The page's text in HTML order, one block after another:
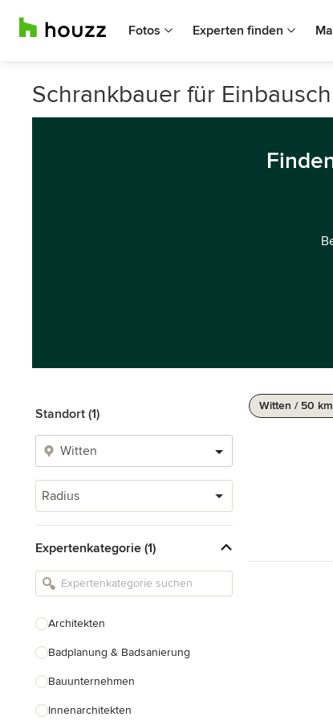
Fotos Experten finden
Schrankbauer für
Standort (1)
Radius
Expertenkategorie (1)
Architekten
Badplanung & Badsanierung
Bauunternehmen
Innenarchitekten
Witten / 50 km